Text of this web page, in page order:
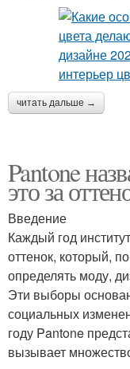
читать дальше →
Pantone
это за
Введение
Каждый год
оттенок, который,
определять моду,
Эти выборы
социальных
году Pantone
вызывает